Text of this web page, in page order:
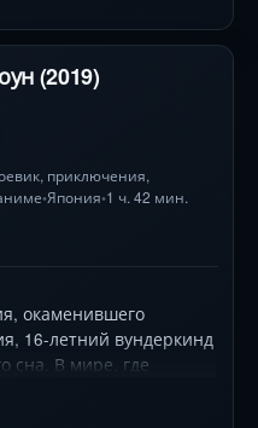
(2019)
, приключения,
•Япония•1 ч. 42 мин.
окаменившего
16-летний вундеркинд
сна. В мире, где
безумную цель —